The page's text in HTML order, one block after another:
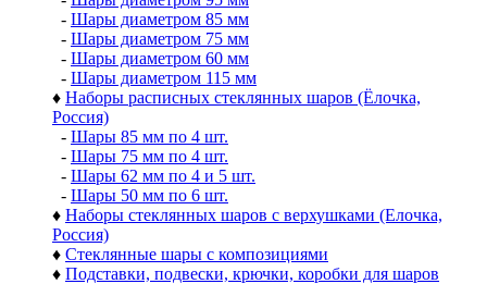
- Шары диаметром 85 мм
- Шары диаметром 75 мм
- Шары диаметром 60 мм
- Шары диаметром 115 мм
♦ Наборы расписных стеклянных шаров (Ёлочка,
Россия)
- Шары 85 мм по 4 шт.
- Шары 75 мм по 4 шт.
- Шары 62 мм по 4 и 5 шт.
- Шары 50 мм по 6 шт.
♦ Наборы стеклянных шаров с верхушками (Елочка,
Россия)
♦ Стеклянные шары с композициями
♦ Подставки, подвески, крючки, коробки для шаров